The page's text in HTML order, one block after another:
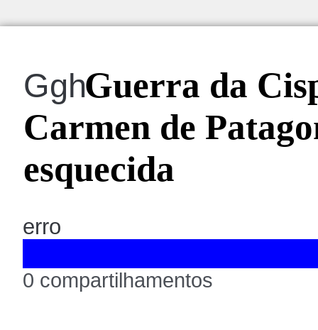
GghGuerra da
Carmen de
esquecida
erro
0 compartilhamentos